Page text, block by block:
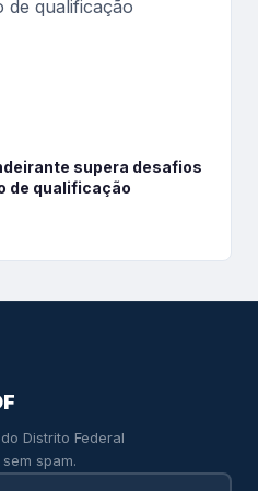
supera desafios
de qualificação
Distrito Federal
spam.